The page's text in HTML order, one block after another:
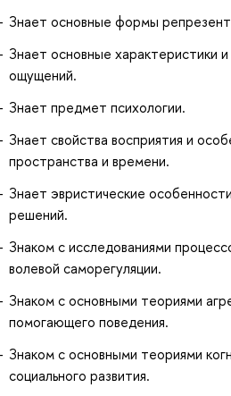
Знает основные формы
Знает основные характеристики
ощущений.
Знает предмет психологии.
Знает свойства восприятия и
пространства и времени.
Знает эвристические
решений.
Знаком с исследованиями
волевой саморегуляции.
Знаком с основными теориями
помогающего поведения.
Знаком с основными теориями
социального развития.